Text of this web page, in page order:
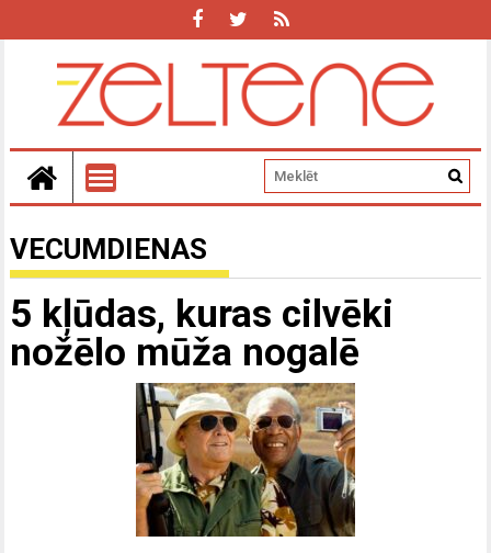
VECUMDIENAS
5 kļūdas, kuras cilvēki
nožēlo mūža nogalē